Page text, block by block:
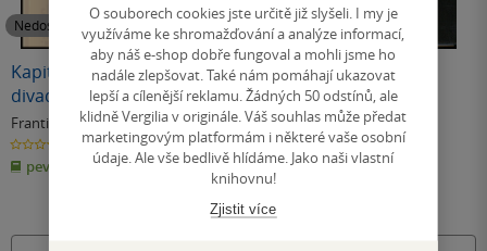
Nedostupné
Kapitoly z dějin českého
divadla
František Černý
0.0
z
5
hvězdiček
pevná vazba
Nedostupné
Premiéry bratří Čapků
František Černý
0.0
z
5
hvězdiček
pevná vazba
O souborech cookies jste určitě již slyšeli. I my je
využíváme ke shromažďování a analýze informací,
aby náš e-shop dobře fungoval a mohli jsme ho
nadále zlepšovat. Také nám pomáhají ukazovat
lepší a cílenější reklamu. Žádných 50 odstínů, ale
klidně Vergilia v originále. Váš souhlas může předat
marketingovým platformám i některé vaše osobní
údaje. Ale vše bedlivě hlídáme. Jako naši vlastní
knihovnu!
Zjistit více